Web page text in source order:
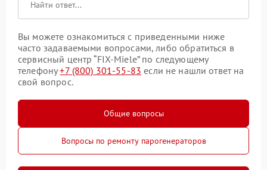
Вы можете ознакомиться с приведенными ниже
часто задаваемыми вопросами, либо обратиться в
сервисный центр “FIX-Miele” по следующему
телефону+7 (800) 301-55-83 если не нашли ответ на
свой вопрос.
Общие вопросы
Вопросы по ремонту парогенераторов